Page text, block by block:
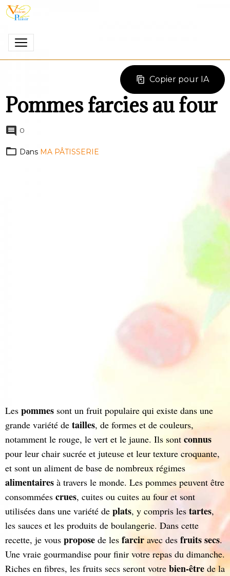
Copier pour IA
Pommes farcies au four
0
Dans MA PÂTISSERIE
Les pommes sont un fruit populaire qui existe dans une
grande variété de tailles, de formes et de couleurs,
notamment le rouge, le vert et le jaune. Ils sont connus
pour leur chair sucrée et juteuse et leur texture croquante,
et sont un aliment de base de nombreux régimes
alimentaires à travers le monde. Les pommes peuvent être
consommées crues, cuites ou cuites au four et sont
utilisées dans une variété de plats, y compris les tartes,
les sauces et les produits de boulangerie. Dans cette
recette, je vous propose de les farciravec des fruitssecs.
Une vraie gourmandise pour finir votre repas du dimanche.
Riches en fibres, les fruits secs seront votre bien-être de la